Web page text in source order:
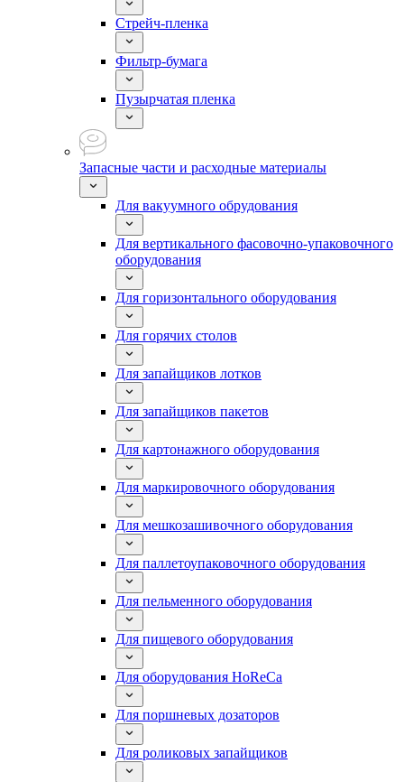
Стрейч-пленка
Фильтр-бумага
Пузырчатая пленка
Запасные части и расходные материалы
Для вакуумного обрудования
Для вертикального фасовочно-упаковочного
оборудования
Для горизонтального оборудования
Для горячих столов
Для запайщиков лотков
Для запайщиков пакетов
Для картонажного оборудования
Для маркировочного оборудования
Для мешкозашивочного оборудования
Для паллетоупаковочного оборудования
Для пельменного оборудования
Для пищевого оборудования
Для оборудования HoReCa
Для поршневых дозаторов
Для роликовых запайщиков